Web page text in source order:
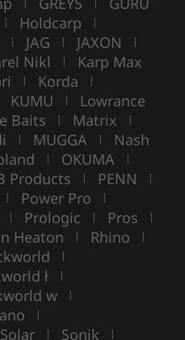
| Holdcarp |
| JAG | JAXON |
Nikl | Karp Max
| Korda |
KUMU | Lowrance
Baits | Matrix |
| MUGGA | Nash
| OKUMA |
Products | PENN |
| Power Pro |
| Prologic | Pros |
Heaton | Rhino |
|
ł |
w |
|
Solar | Sonik |